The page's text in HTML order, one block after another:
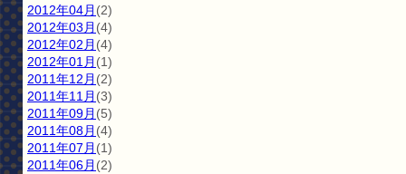
2012年04月 (2)
2012年03月 (4)
2012年02月 (4)
2012年01月 (1)
2011年12月 (2)
2011年11月 (3)
2011年09月 (5)
2011年08月 (4)
2011年07月 (1)
2011年06月 (2)